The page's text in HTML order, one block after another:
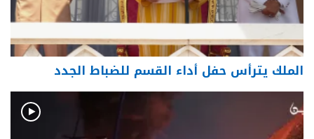
الملك يترأس حفل أداء القسم للضباط الجدد